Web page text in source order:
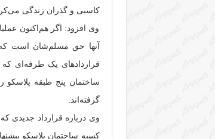
کاسبی و گذران زندگی
وی افزود: اگر هم‌اکنون
آنها حق مسلم‌شان است که
قراردادهای یک طرفه‌ای که
ساختمان پنج طبقه
گرفته‌اند.
وی درباره قرارداد جدیدی
کسبه ساختمان پلاسکو